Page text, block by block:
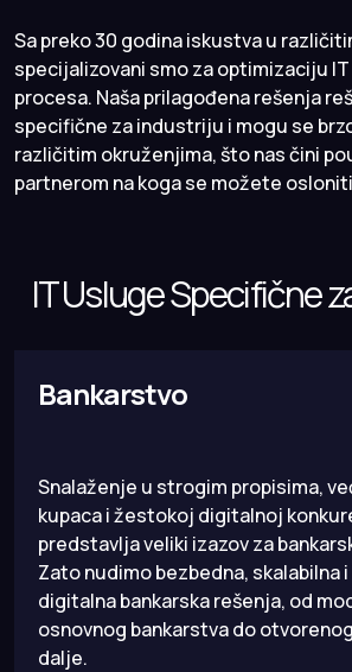
Sa preko 30 godina iskustva u
specijalizovani smo za optimizaciju
procesa. Naša prilagođena rešenja
specifične za industriju i mogu se
različitim okruženjima, što nas čini
partnerom na koga se možete
IT Usluge Specifične
Bankarstvo
Snalaženje u strogim propisima,
kupaca i žestokoj digitalnoj
predstavlja veliki izazov za
Zato nudimo bezbedna, skalabilna
digitalna bankarska rešenja, od
osnovnog bankarstva do
dalje.